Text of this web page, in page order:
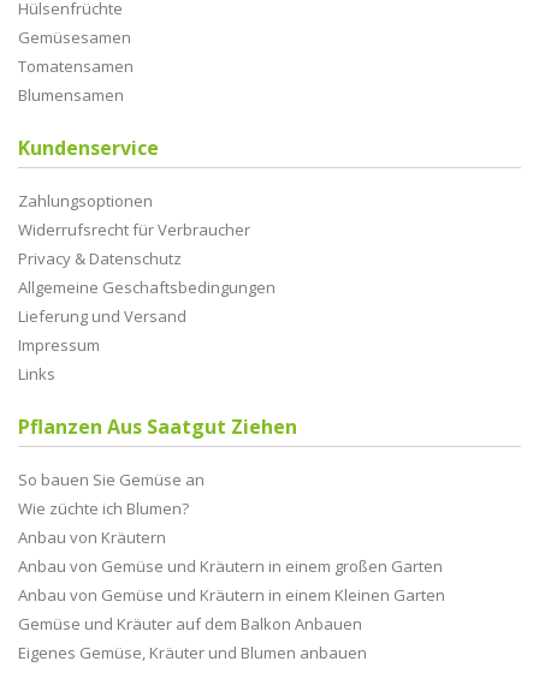
Hülsenfrüchte
Gemüsesamen
Tomatensamen
Blumensamen
Kundenservice
Zahlungsoptionen
Widerrufsrecht für Verbraucher
Privacy & Datenschutz
Allgemeine Geschaftsbedingungen
Lieferung und Versand
Impressum
Links
Pflanzen Aus Saatgut Ziehen
So bauen Sie Gemüse an
Wie züchte ich Blumen?
Anbau von Kräutern
Anbau von Gemüse und Kräutern in einem großen Garten
Anbau von Gemüse und Kräutern in einem Kleinen Garten
Gemüse und Kräuter auf dem Balkon Anbauen
Eigenes Gemüse, Kräuter und Blumen anbauen